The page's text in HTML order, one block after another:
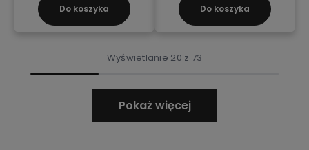
Do koszyka Do koszyka
Wyświetlanie 20 z 73
Pokaż więcej